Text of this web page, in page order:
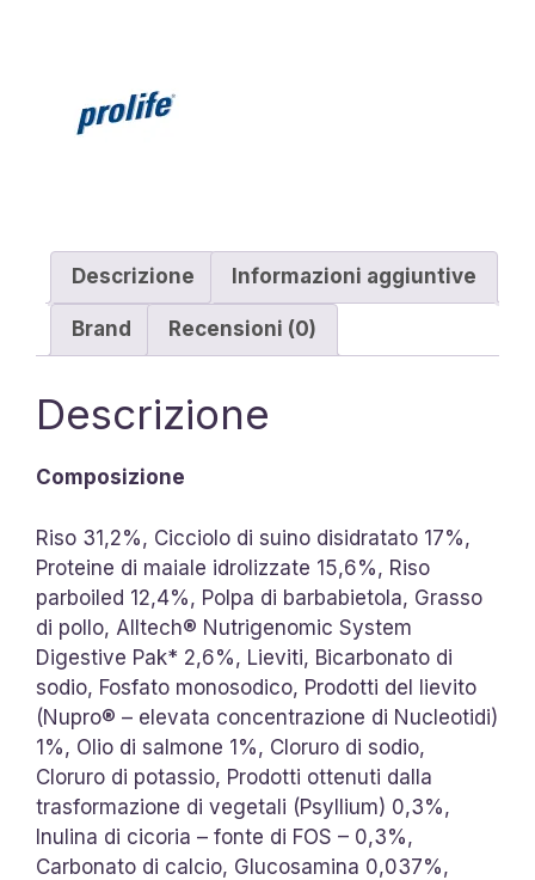
Descrizione Informazioni aggiuntive
Brand Recensioni (0)
Descrizione
Composizione
Riso 31,2%, Cicciolo di suino disidratato 17%,
Proteine di maiale idrolizzate 15,6%, Riso
parboiled 12,4%, Polpa di barbabietola, Grasso
di pollo, Alltech® Nutrigenomic System
Digestive Pak* 2,6%, Lieviti, Bicarbonato di
sodio, Fosfato monosodico, Prodotti del lievito
(Nupro® – elevata concentrazione di Nucleotidi)
1%, Olio di salmone 1%, Cloruro di sodio,
Cloruro di potassio, Prodotti ottenuti dalla
trasformazione di vegetali (Psyllium) 0,3%,
Inulina di cicoria – fonte di FOS – 0,3%,
Carbonato di calcio, Glucosamina 0,037%,